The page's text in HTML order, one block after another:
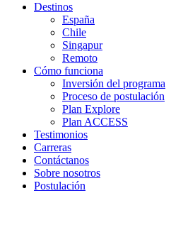
Destinos
España
Chile
Singapur
Remoto
Cómo funciona
Inversión del programa
Proceso de postulación
Plan Explore
Plan ACCESS
Testimonios
Carreras
Contáctanos
Sobre nosotros
Postulación